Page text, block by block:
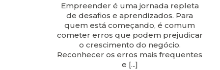
Empreender é uma jornada repleta
de desafios e aprendizados. Para
quem está começando, é comum
cometer erros que podem prejudicar
o crescimento do negócio.
Reconhecer os erros mais frequentes
e [...]